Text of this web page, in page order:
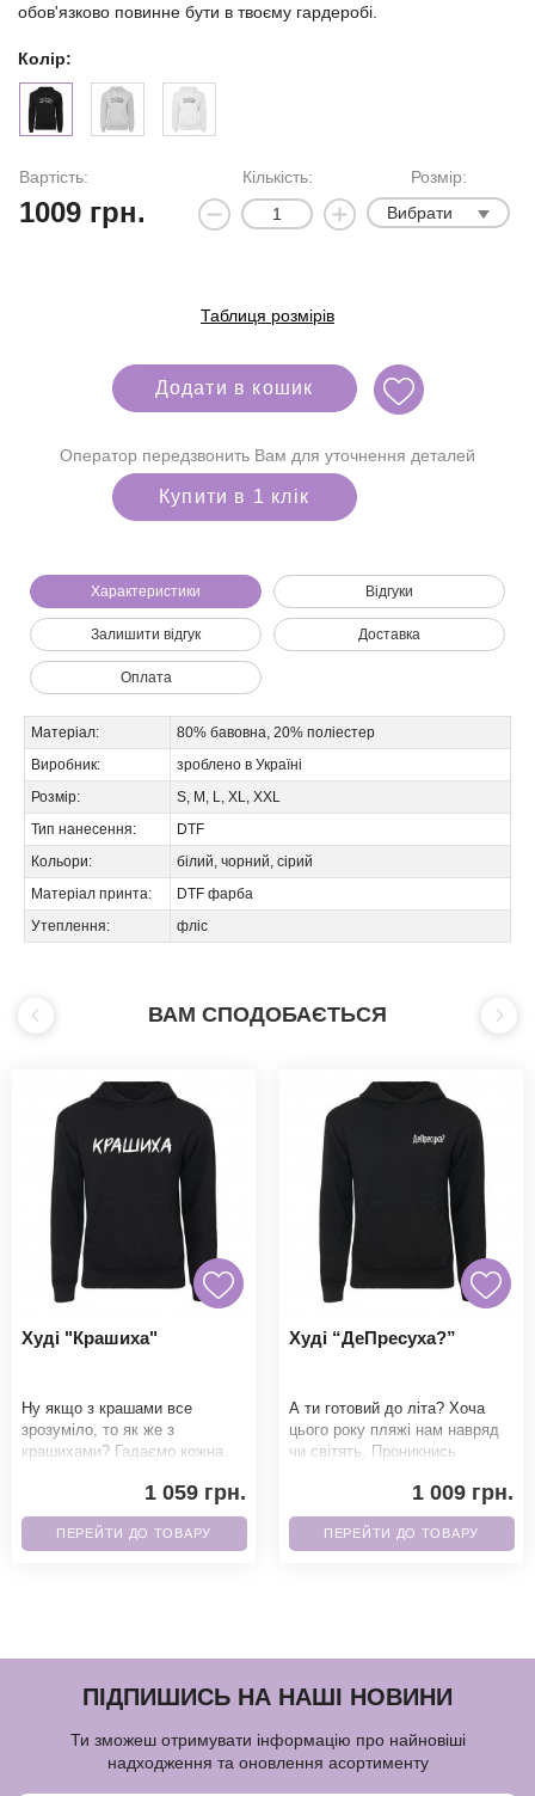
обов'язково повинне бути в твоєму гардеробі.
Колір:
Вартість:
1009 грн.
Кількість:
Розмір:
Вибрати
Таблиця розмірів
Додати в кошик
Оператор передзвонить Вам для уточнення деталей
Купити в 1 клік
Характеристики Відгуки
Залишити відгук Доставка
Оплата
Матеріал:
80% бавовна, 20% поліестер
Виробник:
зроблено в Україні
Розмір:
S, M, L, XL, XXL
Тип нанесення:
DTF
Кольори:
білий, чорний, сірий
Матеріал принта:
DTF фарба
Утеплення:
фліс
ВАМ СПОДОБАЄТЬСЯ
Худі "Крашиха"
Ну якщо з крашами все
зрозуміло, то як же з
крашихами? Гадаємо кожна
статті повинна мати та1 059 грн.
ПЕРЕЙТИ ДО ТОВАРУ
Худі “ДеПресуха?”
А ти готовий до літа? Хоча
цього року пляжі нам навряд
чи світять. Проникнись
1 009 грн.
ПЕРЕЙТИ ДО ТОВАРУ
ПІДПИШИСЬ НА НАШІ НОВИНИ
Ти зможеш отримувати інформацію про найновіші
надходження та оновлення асортименту
Ми зателефонуємо вам на номер: